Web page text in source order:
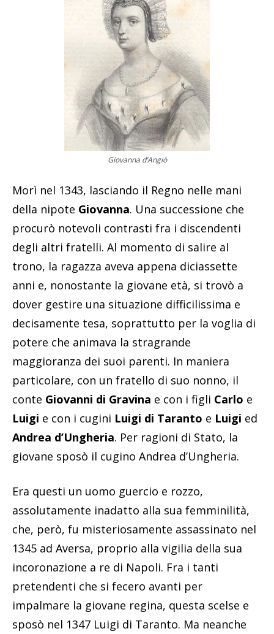
Giovanna d’Angiò
Morì nel 1343, lasciando il Regno nelle mani
della nipote Giovanna. Una successione che
procurò notevoli contrasti fra i discendenti
degli altri fratelli. Al momento di salire al
trono, la ragazza aveva appena diciassette
anni e, nonostante la giovane età, si trovò a
dover gestire una situazione difficilissima e
decisamente tesa, soprattutto per la voglia di
potere che animava la stragrande
maggioranza dei suoi parenti. In maniera
particolare, con un fratello di suo nonno, il
conte Giovanni di Gravina e con i figli Carlo e
Luigi e con i cugini Luigi di Taranto e Luigi ed
Andrea d’Ungheria. Per ragioni di Stato, la
giovane sposò il cugino Andrea d’Ungheria.
Era questi un uomo guercio e rozzo,
assolutamente inadatto alla sua femminilità,
che, però, fu misteriosamente assassinato nel
1345 ad Aversa, proprio alla vigilia della sua
incoronazione a re di Napoli. Fra i tanti
pretendenti che si fecero avanti per
impalmare la giovane regina, questa scelse e
sposò nel 1347 Luigi di Taranto. Ma neanche